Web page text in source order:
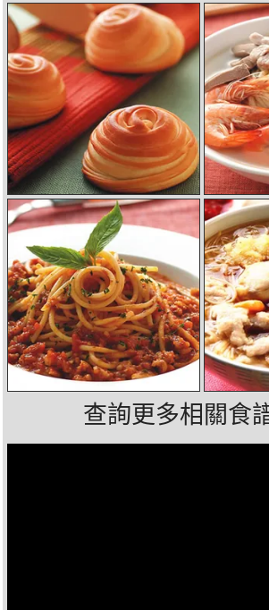
查詢更多相關食